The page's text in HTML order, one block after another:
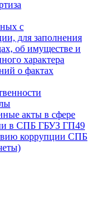
с
для заполнения
об имуществе и
характера
о фактах
акты в сфере
в СПБ ГБУЗ ГП49
коррупции СПБ